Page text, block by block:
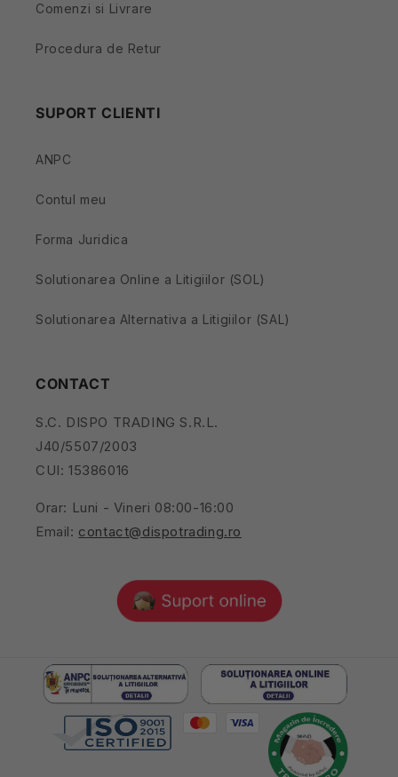
Comenzi si Livrare
Procedura de Retur
SUPORT CLIENTI
ANPC
Contul meu
Forma Juridica
Solutionarea Online a Litigiilor (SOL)
Solutionarea Alternativa a Litigiilor (SAL)
CONTACT
S.C. DISPO TRADING S.R.L.
J40/5507/2003
CUI: 15386016
Orar: Luni - Vineri 08:00-16:00
Email: contact@dispotrading.ro